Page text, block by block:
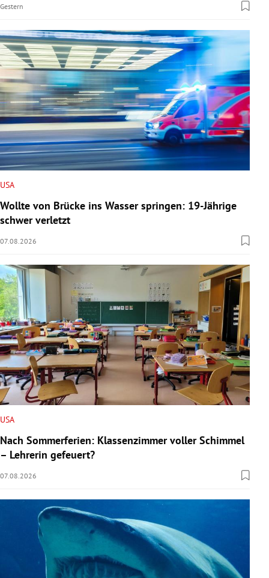
Gestern
USA
Wollte von Brücke ins Wasser springen: 19-Jährige
schwer verletzt
07.08.2026
USA
Nach Sommerferien: Klassenzimmer voller Schimmel
– Lehrerin gefeuert?
07.08.2026